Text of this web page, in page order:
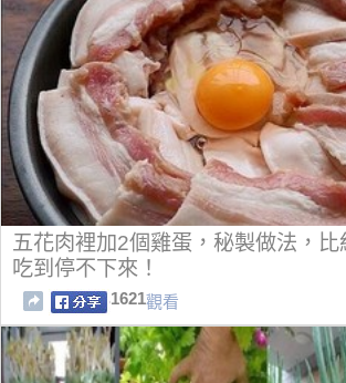
五花肉裡加2個雞蛋，秘製做法，比
吃到停不下來！
1621觀看